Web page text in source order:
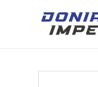
conținut
Salt la